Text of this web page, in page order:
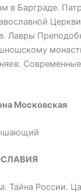
в Барграде.
Лавры
Современные
Московская
Тайна России.